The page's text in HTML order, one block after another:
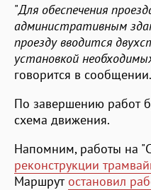
"Для обеспечения
административным
проезду вводится
установкой
говорится в сообщении.
По завершению работ
схема движения.
Напомним, работы на
реконструкции
Маршрут остановил